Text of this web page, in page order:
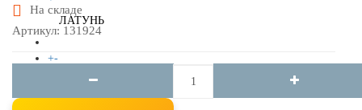
ЛАТУНЬ
+-
БРОНЗА
На складе
Артикул: 131924